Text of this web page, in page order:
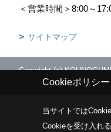
＜営業時間＞8:00～
サイトマップ
Copyright (c)
Cookieポリシー
当サイトでは
Cookieを受け入れ